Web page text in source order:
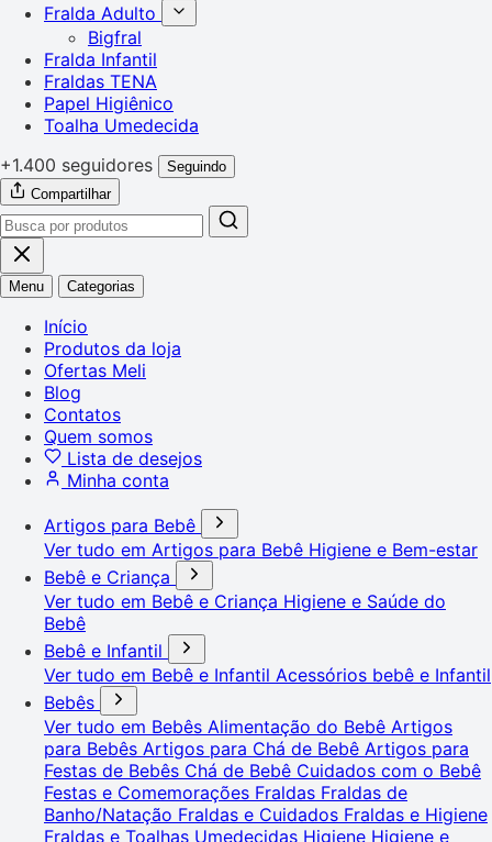
Fralda Adulto
Bigfral
Fralda Infantil
Fraldas TENA
Papel Higiênico
Toalha Umedecida
+1.400 seguidores
Seguindo
Compartilhar
Menu Categorias
Início
Produtos da loja
Ofertas Meli
Blog
Contatos
Quem somos
Lista de desejos
Minha conta
Artigos para Bebê
Ver tudo em Artigos para Bebê Higiene e Bem-estar
Bebê e Criança
Ver tudo em Bebê e Criança Higiene e Saúde do
Bebê
Bebê e Infantil
Ver tudo em Bebê e Infantil Acessórios bebê e Infantil
Bebês
Ver tudo em Bebês Alimentação do Bebê Artigos
para Bebês Artigos para Chá de Bebê Artigos para
Festas de Bebês Chá de Bebê Cuidados com o Bebê
Festas e Comemorações Fraldas Fraldas de
Banho/Natação Fraldas e Cuidados Fraldas e Higiene
Fraldas e Toalhas Umedecidas Higiene Higiene e